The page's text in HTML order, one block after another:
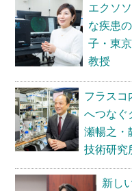
エクソ
な疾患
子・東
教授
フラスコ
へつなぐ
瀬暢之・
技術研究
新し